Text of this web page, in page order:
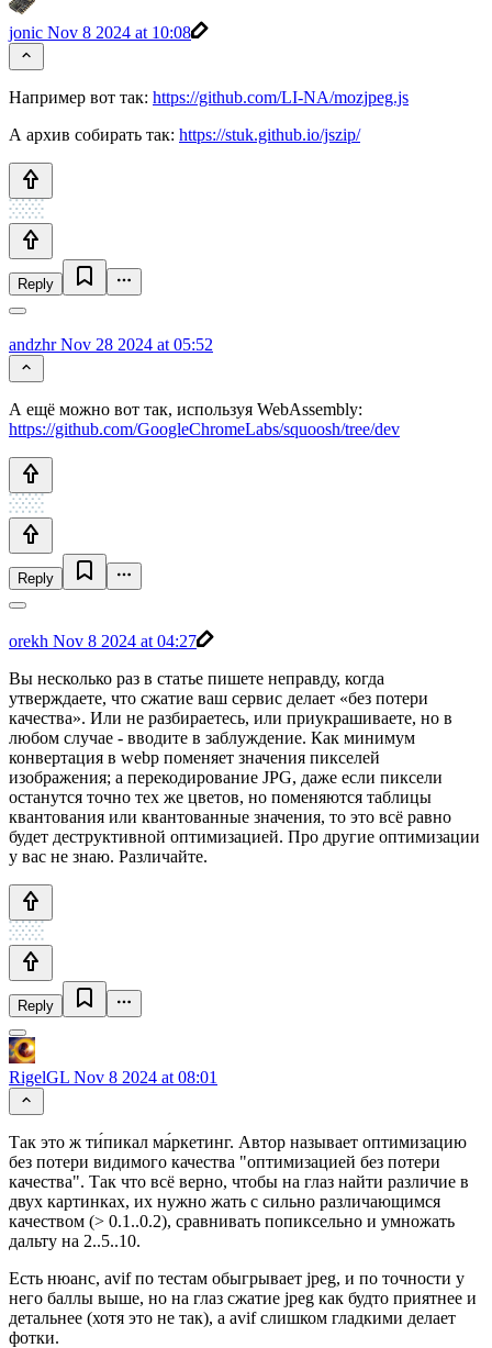
jonic Nov 8 2024 at 10:08
Например вот так: https://github.com/LI-NA/mozjpeg.js
А архив собирать так: https://stuk.github.io/jszip/
Reply
andzhrNov 28 2024 at 05:52
А ещё можно вот так, используя WebAssembly:
https://github.com/GoogleChromeLabs/squoosh/tree/dev
Reply
orekh Nov 8 2024 at 04:27
Вы несколько раз в статье пишете неправду, когда
утверждаете, что сжатие ваш сервис делает «без потери
качества». Или не разбираетесь, или приукрашиваете, но в
любом случае - вводите в заблуждение. Как минимум
конвертация в webp поменяет значения пикселей
изображения; а перекодирование JPG, даже если пиксели
останутся точно тех же цветов, но поменяются таблицы
квантования или квантованные значения, то это всё равно
будет деструктивной оптимизацией. Про другие оптимизации
у вас не знаю. Различайте.
Reply
RigelGL Nov 8 2024 at 08:01
Так это ж ти́пикал ма́ркетинг. Автор называет оптимизацию
без потери видимого качества "оптимизацией без потери
качества". Так что всё верно, чтобы на глаз найти различие в
двух картинках, их нужно жать с сильно различающимся
качеством (> 0.1..0.2), сравнивать попиксельно и умножать
дальту на 2..5..10.
Есть нюанс, avif по тестам обыгрывает jpeg, и по точности у
него баллы выше, но на глаз сжатие jpeg как будто приятнее и
детальнее (хотя это не так), а avif слишком гладкими делает
фотки.